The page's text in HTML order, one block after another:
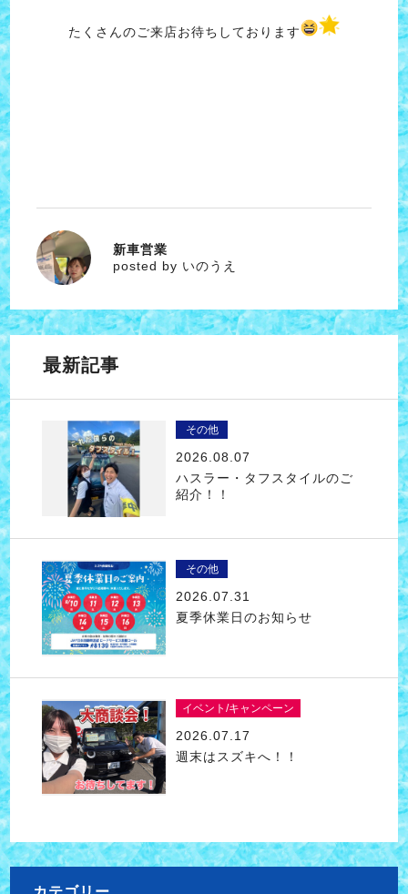
たくさんのご来店お待ちしております
いのうえ
新車営業
posted by いのうえ
最新記事
その他
2026.08.07
ハスラー・タフスタイルのご
紹介！！
その他
2026.07.31
夏季休業日のお知らせ
イベント/キャンペーン
2026.07.17
週末はスズキへ！！